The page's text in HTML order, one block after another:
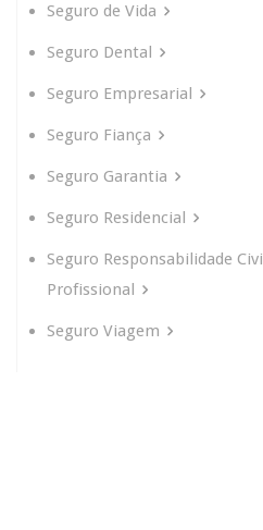
Seguro de Vida
Seguro Dental
Seguro Empresarial
Seguro Fiança
Seguro Garantia
Seguro Residencial
Seguro Responsabilidade Civil
Profissional
Seguro Viagem